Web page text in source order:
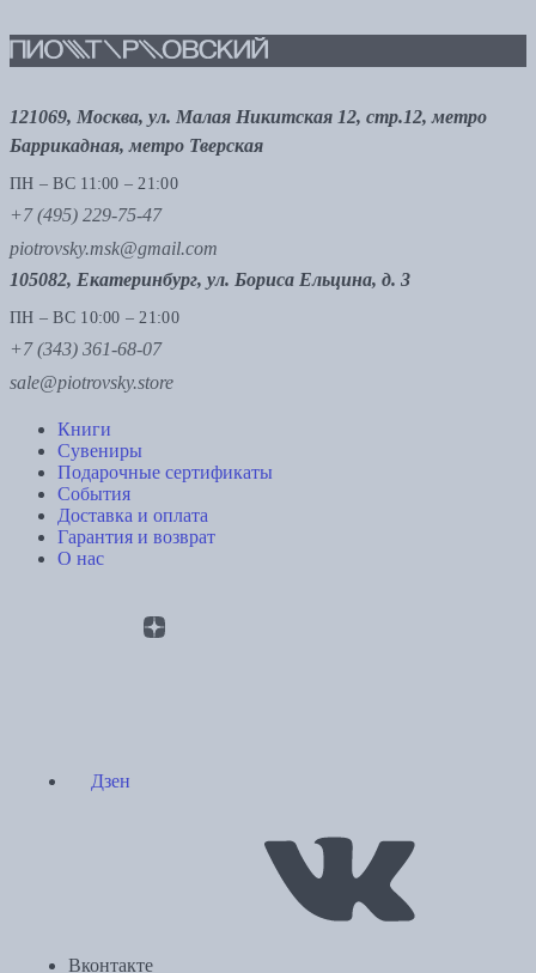
121069, Москва, ул. Малая Никитская 12, стр.12, метро
Баррикадная, метро Тверская
ПН – ВС 11:00 – 21:00
+7 (495) 229-75-47
piotrovsky.msk@gmail.com
105082, Екатеринбург, ул. Бориса Ельцина, д. 3
ПН – ВС 10:00 – 21:00
+7 (343) 361-68-07
sale@piotrovsky.store
Книги
Сувениры
Подарочные сертификаты
События
Доставка и оплата
Гарантия и возврат
О нас
Дзен
Вконтакте